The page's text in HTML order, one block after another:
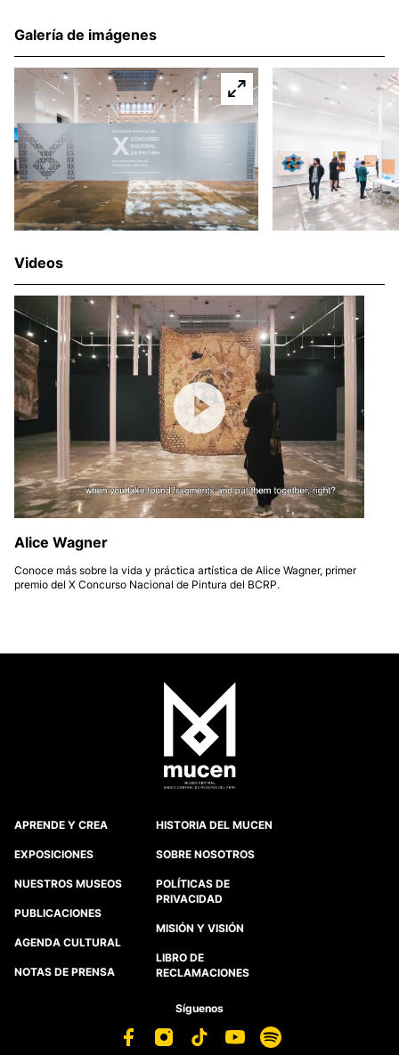
Galería de imágenes
Videos
Alice Wagner
Conoce más sobre la vida y práctica artística de Alice Wagner, primer
premio del X Concurso Nacional de Pintura del BCRP.
APRENDE Y CREA
EXPOSICIONES
NUESTROS MUSEOS
PUBLICACIONES
AGENDA CULTURAL
NOTAS DE PRENSA
HISTORIA DEL MUCEN
SOBRE NOSOTROS
POLÍTICAS DE
PRIVACIDAD
MISIÓN Y VISIÓN
LIBRO DE
RECLAMACIONES
Síguenos